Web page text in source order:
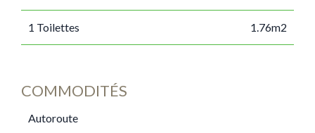
1 Toilettes 1.76m2
COMMODITÉS
Autoroute